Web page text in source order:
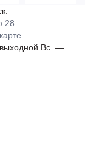
Вс. —